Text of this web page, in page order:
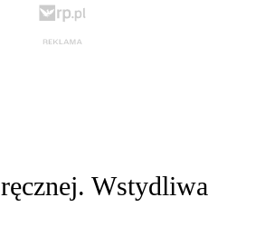
Wstydliwa